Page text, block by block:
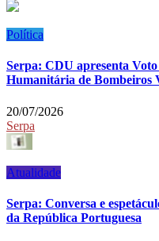
Política
Serpa: CDU apresenta
Humanitária de Bombeiros
20/07/2026
Serpa
Atualidade
Serpa: Conversa e
da República Portuguesa